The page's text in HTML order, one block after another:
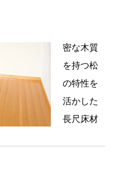
密な木質
を持つ松
の特性を
活かした
長尺床材